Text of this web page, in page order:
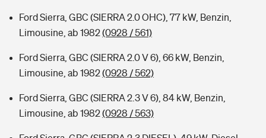
Kinderunfall-Check: Mehr Sicherheit für deine Kids
Typklassen: So ist Ihr Auto eingestuft
Ford Sierra, GBC (SIERRA 2.0 OHC), 77 kW, Benzin,
Limousine, ab 1982(0928 / 561)
Ford Sierra, GBC (SIERRA 2.0 V 6), 66 kW, Benzin,
Limousine, ab 1982(0928 / 562)
Ford Sierra, GBC (SIERRA 2.3 V 6), 84 kW, Benzin,
Limousine, ab 1982(0928 / 563)